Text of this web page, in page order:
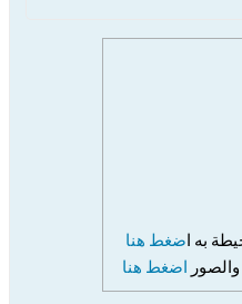
به اضغط هنا
اضغط هنا